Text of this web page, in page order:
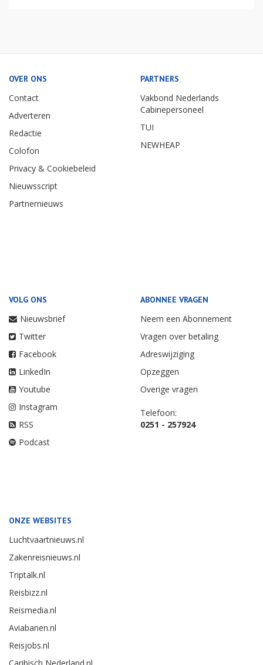
OVER ONS
Contact
Adverteren
Redactie
Colofon
Privacy & Cookiebeleid
Nieuwsscript
Partnernieuws
PARTNERS
Vakbond Nederlands
Cabinepersoneel
TUI
NEWHEAP
VOLG ONS
Nieuwsbrief
Twitter
Facebook
LinkedIn
Youtube
Instagram
RSS
Podcast
ABONNEE VRAGEN
Neem een Abonnement
Vragen over betaling
Adreswijziging
Opzeggen
Overige vragen
Telefoon:
0251 - 257924
ONZE WEBSITES
Luchtvaartnieuws.nl
Zakenreisnieuws.nl
Triptalk.nl
Reisbizz.nl
Reismedia.nl
Aviabanen.nl
Reisjobs.nl